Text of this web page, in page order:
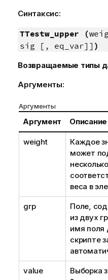
Синтаксис:
TTestw_upper (
sig [, eq_var]] )
Возвращаемые типы
Аргументы:
Аргументы
Аргумент Описание
weight Каждое
может
веса в
grp
Поле,
из двух
имя поля
скрипте
value
Выборка